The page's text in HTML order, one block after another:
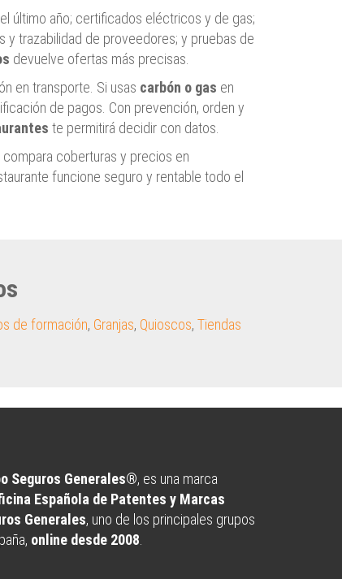
último año; certificados eléctricos y de gas;
y trazabilidad de proveedores; y pruebas de
devuelve ofertas más precisas.
en transporte. Si usas carbón o gas en
de pagos. Con prevención, orden y
te permitirá decidir con datos.
compara coberturas y precios en
funcione seguro y rentable todo el
de formación, Granjas, Quioscos, Tiendas
Seguros Generales®, es una marca
Española de Patentes y Marcas
Generales, uno de los principales grupos
online desde 2008